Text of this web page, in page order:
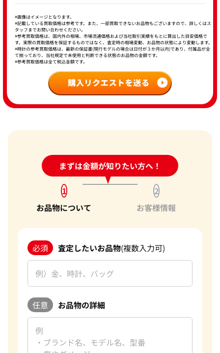
※画像はイメージとなります。
※記載している買取価格は参考です。また、一部買取できないお品物もございますので、詳しくはス
タッフまでお問い合わせください。
※参考買取価格は、国内外の相場、市場流通価格および当社取引実績をもとに算出した目安価格で
す。実際の買取価格を保証するものではなく、査定時の相場変動、お品物の状態により変動します。
※時計の参考買取価格は、最新の保証書(現行モデルの場合は日付が３か月以内)であり、付属品が全
て揃っており、当社規定で未使用と判断できる状態のお品物の金額です。
※参考買取価格は全て税込金額です。
まずは金額が知りたい方へ！
24時間受付中!問い合わせフォーム
1
お品物について
2
お客様情報
必須 査定したいお品物(複数入力可)
任意 お品物の詳細